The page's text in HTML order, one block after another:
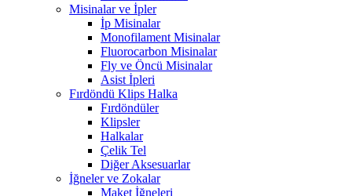
Misinalar ve İpler
İp Misinalar
Monofilament Misinalar
Fluorocarbon Misinalar
Fly ve Öncü Misinalar
Asist İpleri
Fırdöndü Klips Halka
Fırdöndüler
Klipsler
Halkalar
Çelik Tel
Diğer Aksesuarlar
İğneler ve Zokalar
Maket İğneleri